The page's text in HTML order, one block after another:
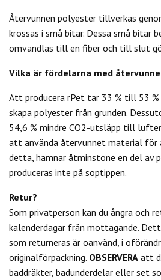
Återvunnen polyester tillverkas
krossas i små bitar. Dessa små bitar
omvandlas till en fiber och till slut
Vilka är fördelarna med
Att producera rPet tar 33 % till 53 %
skapa polyester från grunden.
54,6 % mindre CO2-utsläpp till
att använda återvunnet material för
detta, hamnar åtminstone en del av
produceras inte på soptippen.
Retur?
Som privatperson kan du ångra och
kalenderdagar från mottagande.
som returneras är oanvänd, i
originalförpackning. OBSERVERA att
baddräkter, badunderdelar eller set